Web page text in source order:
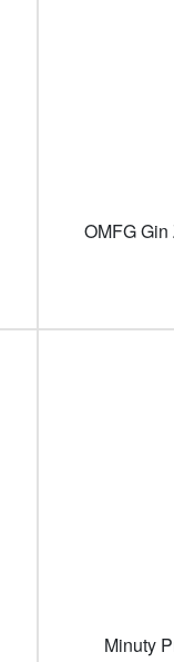
OMFG
Minuty